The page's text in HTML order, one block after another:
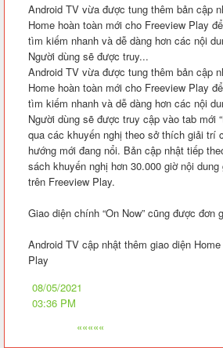
Android TV vừa được tung thêm bản cập
Home hoàn toàn mới cho Freeview Play
tìm kiếm nhanh và dễ dàng hơn các nội
Người dùng sẽ được truy...
Android TV vừa được tung thêm bản cập
Home hoàn toàn mới cho Freeview Play
tìm kiếm nhanh và dễ dàng hơn các nội
Người dùng sẽ được truy cập vào tab mới
qua các khuyến nghị theo sở thích giải trí
hướng mới đang nổi. Bản cập nhật tiếp
sách khuyến nghị hơn 30.000 giờ nội
trên Freeview Play.
Giao diện chính “On Now” cũng được đơn
Android TV cập nhật thêm giao diện
Play
08/05/2021
03:36 PM
«««««